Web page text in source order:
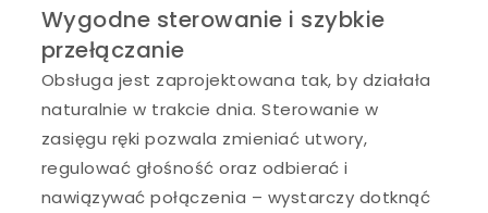
Wygodne sterowanie i szybkie
przełączanie
Obsługa jest zaprojektowana tak, by działała
naturalnie w trakcie dnia. Sterowanie w
zasięgu ręki pozwala zmieniać utwory,
regulować głośność oraz odbierać i
nawiązywać połączenia – wystarczy dotknąć